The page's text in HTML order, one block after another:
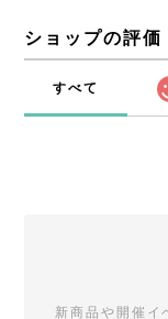
ショップの評価
すべて
新商品や開催イ